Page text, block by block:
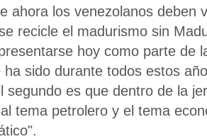
ahora los venezolanos deben
recicle el madurismo sin
hoy como parte de
ha sido durante todos estos
segundo es que dentro de la
tema petrolero y el tema